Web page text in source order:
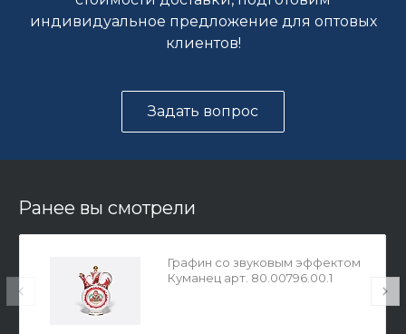
индивидуальное предложение для оптовых
клиентов!
Задать вопрос
Ранее вы смотрели
Графин со звуковым эффектом
Куманец арт. 80.00796.00.1